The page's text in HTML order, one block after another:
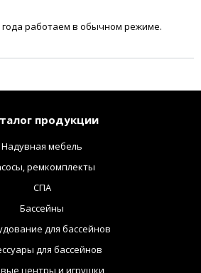
года работаем в обычном режиме.
продукции
Надувная мебель
ремкомплекты
СПА
Бассейны
для бассейнов
для бассейнов
центры и игрушки